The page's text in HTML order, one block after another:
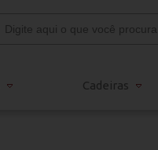
Cadeiras